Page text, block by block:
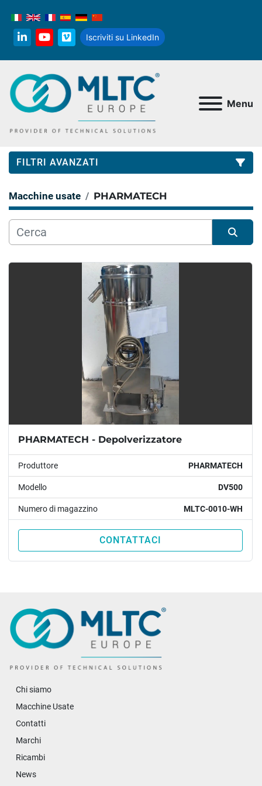
linkedinyoutube
vimeo
Iscriviti su LinkedIn
Menu
FILTRI AVANZATI
Categoria
Produttore
CANCELLA
Macchine usate PHARMATECH
PHARMATECH - Depolverizzatore
Produttore PHARMATECH
Modello DV500
Numero di magazzino MLTC-0010-WH
CONTATTACI
Ricambi
News
Chi siamo
Marchi
Macchine Usate
Contatti